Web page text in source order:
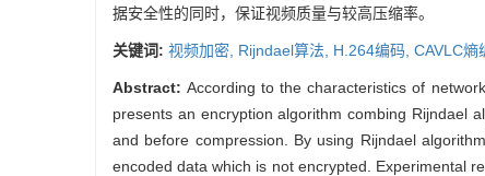
据安全性的同时，保证视频质量与较高压缩率。
关键词: 视频加密, Rijndael算法, H.264编码, CAVLC熵
Abstract:According to the characteristics of
presents an encryption algorithm combing Rijndael
and before compression. By using Rijndael
encoded data which is not encrypted. Experimental